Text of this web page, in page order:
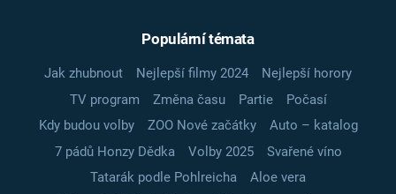
Populární témata
Jak zhubnout Nejlepší filmy 2024
Nejlepší horory
TV program
Změna času Partie
Počasí
Kdy budou volby
ZOO Nové začátky
Auto – katalog
7 pádů Honzy Dědka
Volby 2025
Svařené víno
Tatarák podle Pohlreicha
Aloe vera